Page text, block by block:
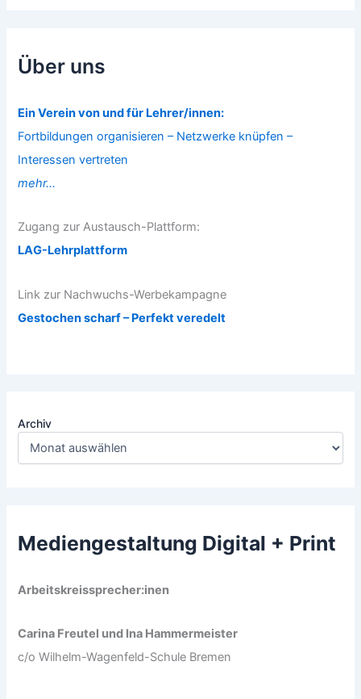
Über uns
Ein Verein von und für Lehrer/innen:
Fortbildungen organisieren – Netzwerke knüpfen –
Interessen vertreten
mehr...
Zugang zur Austausch-Plattform:
LAG-Lehrplattform
Link zur Nachwuchs-Werbekampagne
Gestochen scharf – Perfekt veredelt
Archiv
Mediengestaltung Digital + Print
Arbeitskreissprecher:inen
Carina Freutel und Ina Hammermeister
c/o Wilhelm-Wagenfeld-Schule Bremen